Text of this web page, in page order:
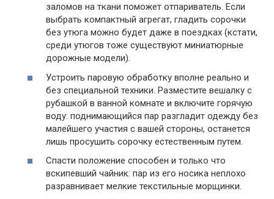
заломов на ткани поможет отпариватель. Если
выбрать компактный агрегат, гладить сорочки
без утюга можно будет даже в поездках (кстати,
среди утюгов тоже существуют миниатюрные
дорожные модели).
Устроить паровую обработку вполне реально и
без специальной техники. Разместите вешалку с
рубашкой в ванной комнате и включите горячую
воду: поднимающийся пар разгладит одежду без
малейшего участия с вашей стороны, останется
лишь просушить сорочку естественным путем.
Спасти положение способен и только что
вскипевший чайник: пар из его носика неплохо
разравнивает мелкие текстильные морщинки.